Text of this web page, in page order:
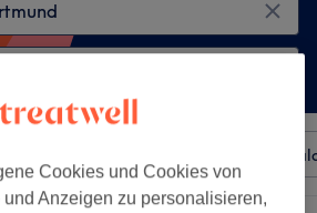
Cookies und Cookies von
und Anzeigen zu personalisieren,